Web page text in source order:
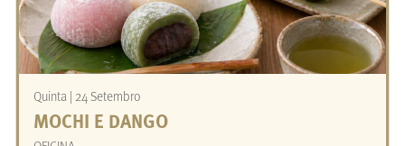
Quinta | 24 Setembro
MOCHI E DANGO